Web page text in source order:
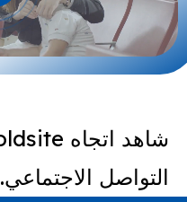
التواصل الاجتماعي.